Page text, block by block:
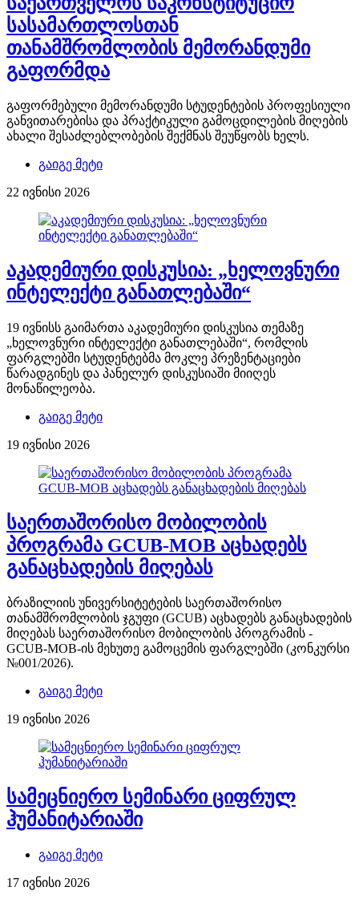
სასამართლოსთან
თანამშრომლობის მემორანდუმი
გაფორმდა
გაფორმებული მემორანდუმი სტუდენტების პროფესიული
განვითარებისა და პრაქტიკული გამოცდილების მიღების
ახალი შესაძლებლობების შექმნას შეუწყობს ხელს.
გაიგე მეტი
22 ივნისი 2026
აკადემიური დისკუსია: „ხელოვნური
ინტელექტი განათლებაში“
19 ივნისს გაიმართა აკადემიური დისკუსია თემაზე
„ხელოვნური ინტელექტი განათლებაში“, რომლის
ფარგლებში სტუდენტებმა მოკლე პრეზენტაციები
წარადგინეს და პანელურ დისკუსიაში მიიღეს
მონაწილეობა.
გაიგე მეტი
19 ივნისი 2026
საერთაშორისო მობილობის
პროგრამა GCUB-MOB აცხადებს
განაცხადების მიღებას
ბრაზილიის უნივერსიტეტების საერთაშორისო
თანამშრომლობის ჯგუფი (GCUB) აცხადებს განაცხადების
მიღებას საერთაშორისო მობილობის პროგრამის -
GCUB-MOB-ის მეხუთე გამოცემის ფარგლებში (კონკურსი
№001/2026).
გაიგე მეტი
19 ივნისი 2026
სამეცნიერო სემინარი ციფრულ
ჰუმანიტარიაში
გაიგე მეტი
17 ივნისი 2026